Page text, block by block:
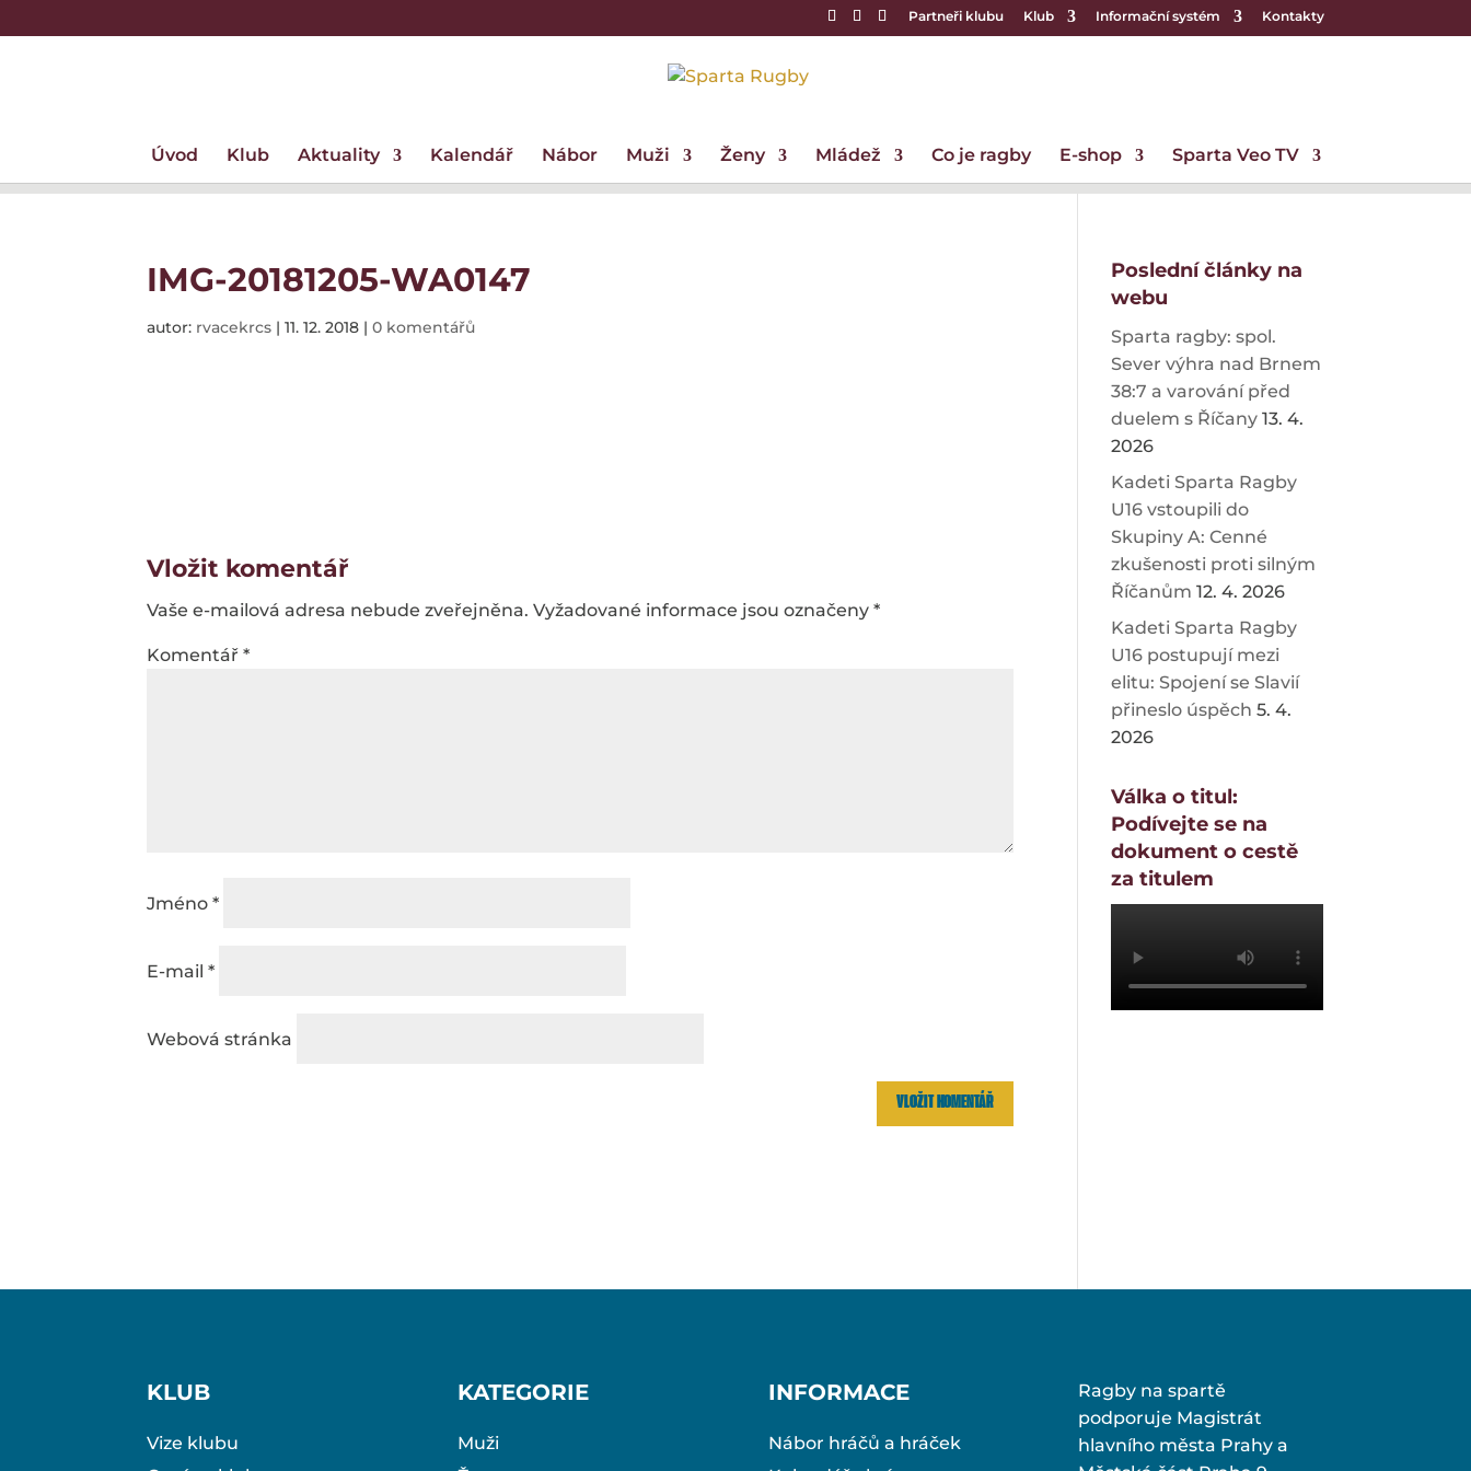
Partneři klubu Klub Informační systém Kontakty
Úvod Klub Aktuality Kalendář Nábor Muži Ženy Mládež Co je ragby E-shop Sparta Veo TV
IMG-20181205-WA0147
autor: rvacekrcs |11. 12. 2018 |0 komentářů
Vložit komentář
Vaše e-mailová adresa nebude zveřejněna. Vyžadované informace jsou označeny*
Komentář*
Jméno*
E-mail*
Webová stránka
Poslední články na
webu
Sparta ragby: spol.
Sever výhra nad Brnem
38:7 a varování před
duelem s Říčany 13. 4.
2026
Kadeti Sparta Ragby
U16 vstoupili do
Skupiny A: Cenné
zkušenosti proti silným
Říčanům 12. 4. 2026
Kadeti Sparta Ragby
U16 postupují mezi
elitu: Spojení se Slavií
přineslo úspěch 5. 4.
2026
Válka o titul:
Podívejte se na
dokument o cestě
za titulem
KLUB
Vize klubu
KATEGORIE
Muži
INFORMACE
Nábor hráčů a hráček
Ragby na spartě
podporuje Magistrát
hlavního města Prahy a